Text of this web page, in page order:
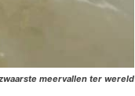
meervallen ter wereld